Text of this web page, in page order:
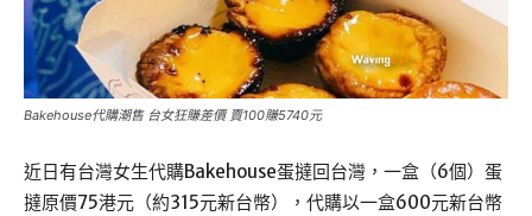
Bakehouse代購潮售 台女狂賺差價 賣100賺5740元
近日有台灣女生代購Bakehouse蛋撻回台灣，一盒（6個）蛋
撻原價75港元（約315元新台幣），代購以一盒600元新台幣